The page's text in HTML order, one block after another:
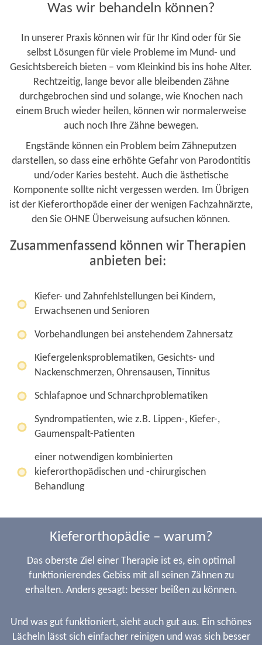
Was wir behandeln können?
In unserer Praxis können wir für Ihr Kind oder für Sie
selbst Lösungen für viele Probleme im Mund- und
Gesichtsbereich bieten – vom Kleinkind bis ins hohe Alter.
Rechtzeitig, lange bevor alle bleibenden Zähne
durchgebrochen sind und solange, wie Knochen nach
einem Bruch wieder heilen, können wir normalerweise
auch noch Ihre Zähne bewegen.
Engstände können ein Problem beim Zähneputzen
darstellen, so dass eine erhöhte Gefahr von Parodontitis
und/oder Karies besteht. Auch die ästhetische
Komponente sollte nicht vergessen werden. Im Übrigen
ist der Kieferorthopäde einer der wenigen Fachzahnärzte,
den Sie OHNE Überweisung aufsuchen können.
Zusammenfassend können wir Therapien
anbieten bei:
Kiefer- und Zahnfehlstellungen bei Kindern,
Erwachsenen und Senioren
Vorbehandlungen bei anstehendem Zahnersatz
Kiefergelenksproblematiken, Gesichts- und
Nackenschmerzen, Ohrensausen, Tinnitus
Schlafapnoe und Schnarchproblematiken
Syndrompatienten, wie z.B. Lippen-, Kiefer-,
Gaumenspalt-Patienten
einer notwendigen kombinierten
kieferorthopädischen und -chirurgischen
Behandlung
Kieferorthopädie – warum?
Das oberste Ziel einer Therapie ist es, ein optimal
funktionierendes Gebiss mit all seinen Zähnen zu
erhalten. Anders gesagt: besser beißen zu können.
Und was gut funktioniert, sieht auch gut aus. Ein schönes
Lächeln lässt sich einfacher reinigen und was sich besser